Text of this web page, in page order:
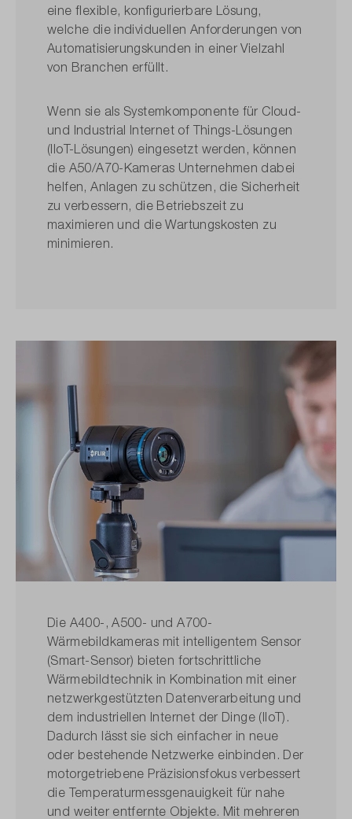
eine flexible, konfigurierbare Lösung,
welche die individuellen Anforderungen von
Automatisierungs­kunden in einer Vielzahl
von Branchen erfüllt.
Wenn sie als Systemkomponente für Cloud-
und Industrial Internet of Things-Lösungen
(IIoT-Lösungen) eingesetzt werden, können
die A50/A70-Kameras Unternehmen dabei
helfen, Anlagen zu schützen, die Sicherheit
zu verbessern, die Betriebszeit zu
maximieren und die Wartungskosten zu
minimieren.
Die A400-, A500- und A700-
Wärmebildkameras mit intelligentem Sensor
(Smart-Sensor) bieten fortschrittliche
Wärmebildtechnik in Kombination mit einer
netzwerk­gestützten Datenverarbeitung und
dem industriellen Internet der Dinge (IIoT).
Dadurch lässt sie sich einfacher in neue
oder bestehende Netzwerke einbinden. Der
motor­getriebene Präzisionsfokus verbessert
die Temperatur­mess­genauigkeit für nahe
und weiter entfernte Objekte. Mit mehreren